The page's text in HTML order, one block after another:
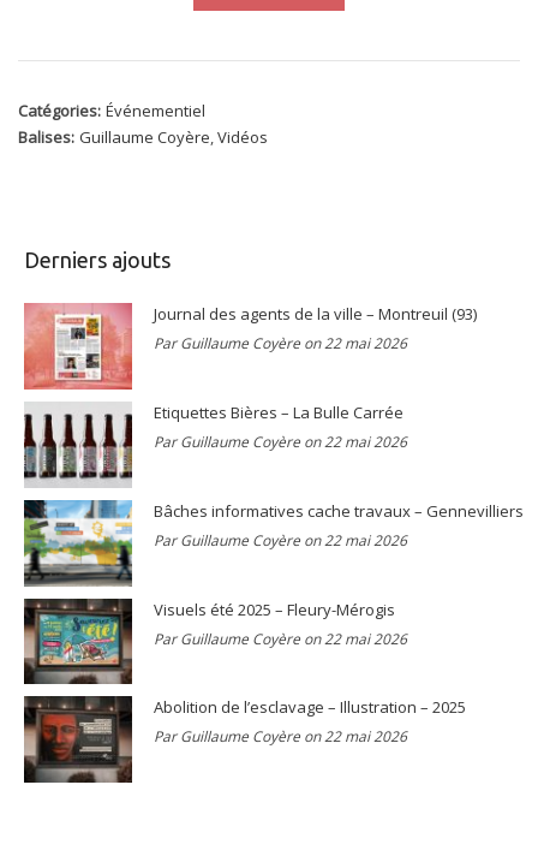
Catégories: Événementiel
Balises: Guillaume Coyère,Vidéos
Derniers ajouts
Journal des agents de la ville – Montreuil (93)
Par Guillaume Coyère on 22 mai 2026
Etiquettes Bières – La Bulle Carrée
Par Guillaume Coyère on 22 mai 2026
Bâches informatives cache travaux – Gennevilliers
Par Guillaume Coyère on 22 mai 2026
Visuels été 2025 – Fleury-Mérogis
Par Guillaume Coyère on 22 mai 2026
Abolition de l’esclavage – Illustration – 2025
Par Guillaume Coyère on 22 mai 2026